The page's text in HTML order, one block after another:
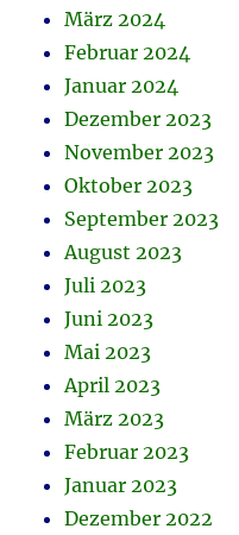
März 2024
Februar 2024
Januar 2024
Dezember 2023
November 2023
Oktober 2023
September 2023
August 2023
Juli 2023
Juni 2023
Mai 2023
April 2023
März 2023
Februar 2023
Januar 2023
Dezember 2022